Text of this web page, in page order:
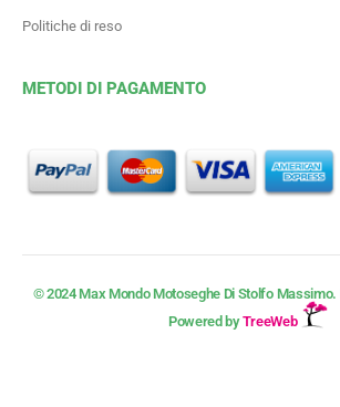
Politiche di reso
METODI DI PAGAMENTO
© 2024 Max Mondo Motoseghe Di Stolfo Massimo.
Powered byTreeWeb